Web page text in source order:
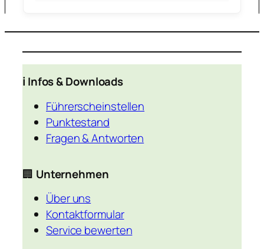
ℹ️ Infos & Downloads
Führerscheinstellen
Punktestand
Fragen & Antworten
🏢 Unternehmen
Über uns
Kontaktformular
Service bewerten